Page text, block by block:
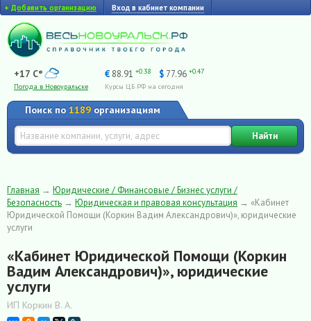
+ Добавить организацию Вход в кабинет компании
+17 C°
Погода в Новоуральске
€ 88.91 +0.38 $ 77.96 +0.47
Курсы ЦБ РФ на сегодня
Поиск по 1189 организациям
Найти
Главная → Юридические / Финансовые / Бизнес услуги /
Безопасность → Юридическая и правовая консультация → «Кабинет
Юридической Помощи (Коркин Вадим Александрович)», юридические
услуги
«Кабинет Юридической Помощи (Коркин
Вадим Александрович)», юридические
услуги
ИП Коркин В. А.